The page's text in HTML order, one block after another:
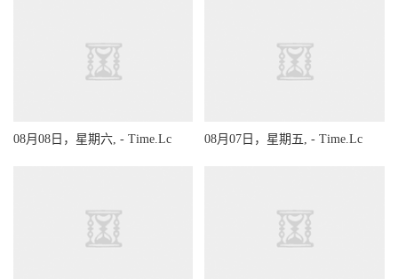
08月08日，星期六, - Time.Lc 08月07日，星期五, - Time.Lc